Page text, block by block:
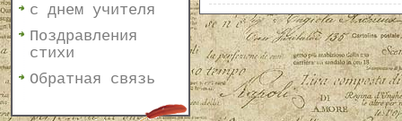
с днем учителя
Поздравления
стихи
Обратная связь